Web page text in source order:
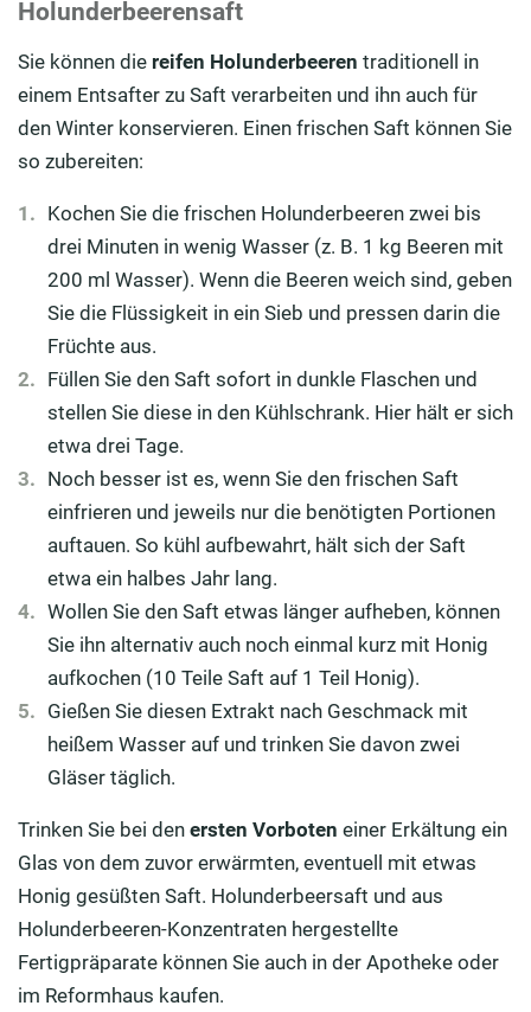
Holunderbeerensaft
Sie können die reifen Holunderbeeren traditionell in
einem Entsafter zu Saft verarbeiten und ihn auch für
den Winter konservieren. Einen frischen Saft können Sie
so zubereiten:
Kochen Sie die frischen Holunderbeeren zwei bis
drei Minuten in wenig Wasser (z. B. 1 kg Beeren mit
200 ml Wasser). Wenn die Beeren weich sind, geben
Sie die Flüssigkeit in ein Sieb und pressen darin die
Früchte aus.
Füllen Sie den Saft sofort in dunkle Flaschen und
stellen Sie diese in den Kühlschrank. Hier hält er sich
etwa drei Tage.
Noch besser ist es, wenn Sie den frischen Saft
einfrieren und jeweils nur die benötigten Portionen
auftauen. So kühl aufbewahrt, hält sich der Saft
etwa ein halbes Jahr lang.
Wollen Sie den Saft etwas länger aufheben, können
Sie ihn alternativ auch noch einmal kurz mit Honig
aufkochen (10 Teile Saft auf 1 Teil Honig).
Gießen Sie diesen Extrakt nach Geschmack mit
heißem Wasser auf und trinken Sie davon zwei
Gläser täglich.
Trinken Sie bei den ersten Vorboten einer Erkältung ein
Glas von dem zuvor erwärmten, eventuell mit etwas
Honig gesüßten Saft. Holunderbeersaft und aus
Holunderbeeren-Konzentraten hergestellte
Fertigpräparate können Sie auch in der Apotheke oder
im Reformhaus kaufen.